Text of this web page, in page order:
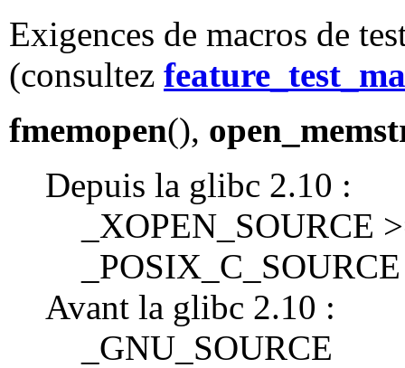
Exigences de macros de
(consultez
fmemopen(),
Depuis la glibc 2.10 :
_XOPEN_SOURCE
Avant la glibc 2.10 :
_GNU_SOURCE